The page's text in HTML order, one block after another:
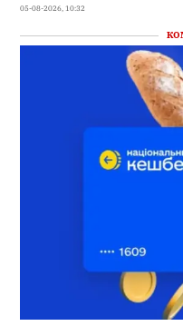
05-08-2026, 10:32